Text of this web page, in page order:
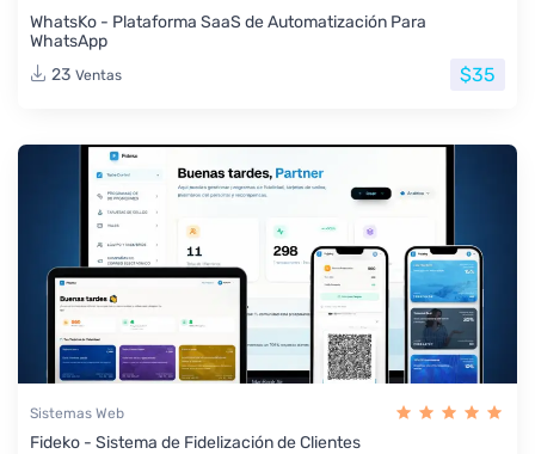
WhatsKo - Plataforma SaaS de Automatización Para
WhatsApp
23 Ventas $35
Sistemas Web
Fideko - Sistema de Fidelización de Clientes